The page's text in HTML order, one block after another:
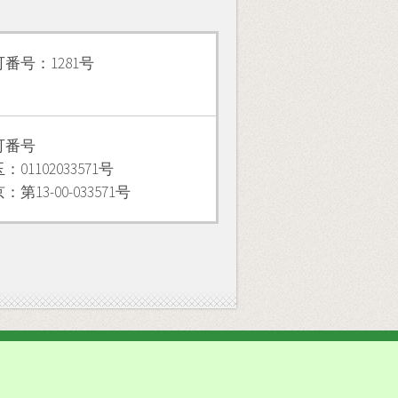
番号：1281号
番号
01102033571号
第13-00-033571号